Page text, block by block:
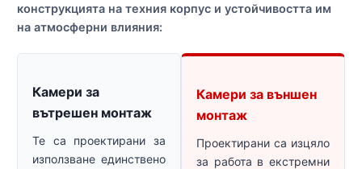
конструкцията на техния корпус и устойчивостта им
на атмосферни влияния:
Камери за
вътрешен монтаж
Те са проектирани за
използване единствено
Камери за външен
монтаж
Проектирани са изцяло
за работа в екстремни